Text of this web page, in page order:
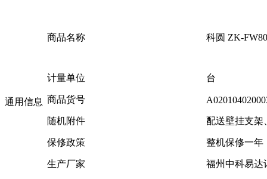
通用信息
商品名称 科圆 ZK-
计量单位 台
商品货号
随机附件 配送壁挂支架
保修政策 整机保修一年
生产厂家 福州中科易达